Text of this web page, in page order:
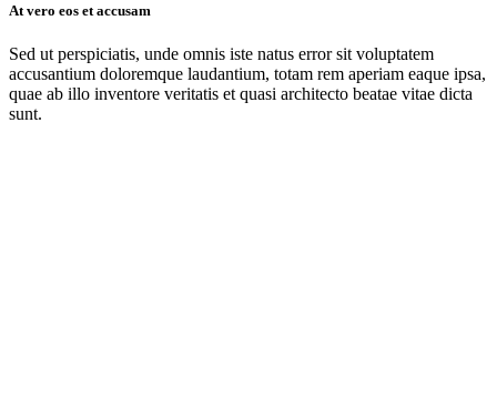
At vero eos et accusam
Sed ut perspiciatis, unde omnis iste natus error sit voluptatem
accusantium doloremque laudantium, totam rem aperiam eaque ipsa,
quae ab illo inventore veritatis et quasi architecto beatae vitae dicta
sunt.